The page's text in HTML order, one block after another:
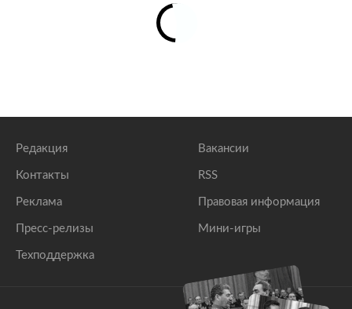
Редакция
Контакты
Реклама
Пресс-релизы
Техподдержка
Вакансии
RSS
Правовая информация
Мини-игры